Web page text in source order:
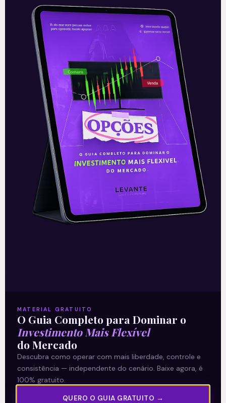
lentes da análise fundamentalista.
Conclusão
Indo direto ao ponto tenho três conclusões
bem diretas:
1) maior liquidez das ações é melhor para a
precificação das empresas e o seu valor de
mercado. Isso é bom para todos os
acionistas (inclusive quem investe apenas
R$ 1.000);
2) ações do tipo UNITS tem, sim, liquidez e
o valor de mercado das empresas no longo
prazo.
Como ganhar dinheiro na bolsa
de valores?
MATERIAL GRATUITO
O Guia Completo para Dominar o
Investimento Mais Flexível
do Mercado
Descubra como operar com mais liberdade, controle e
consistência — independente do cenário. Baixe agora, é
100% gratuito.
QUERO O GUIA GRATUITO →